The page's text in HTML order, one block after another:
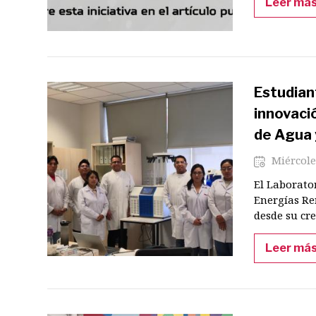
de Agua
El
Energías
desde su
Leer